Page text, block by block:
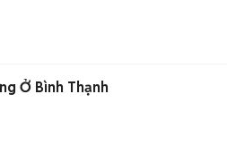
Ở Bình Thạnh